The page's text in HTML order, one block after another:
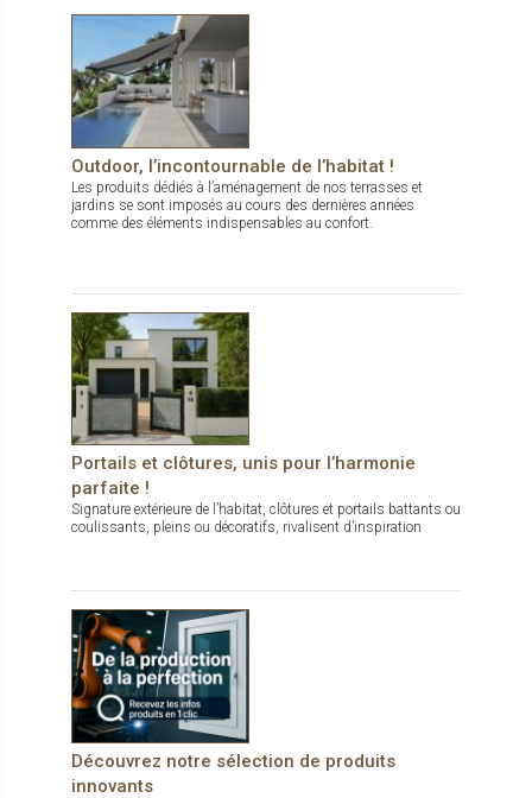
Outdoor, l’incontournable de l’habitat !
Les produits dédiés à l’aménagement de nos terrasses et
jardins se sont imposés au cours des dernières années
comme des éléments indispensables au confort.
Portails et clôtures, unis pour l’harmonie
parfaite !
Signature extérieure de l’habitat, clôtures et portails battants ou
coulissants, pleins ou décoratifs, rivalisent d’inspiration
Découvrez notre sélection de produits
innovants